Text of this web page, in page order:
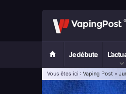
Je débute
Vous êtes ici : Vaping Post »